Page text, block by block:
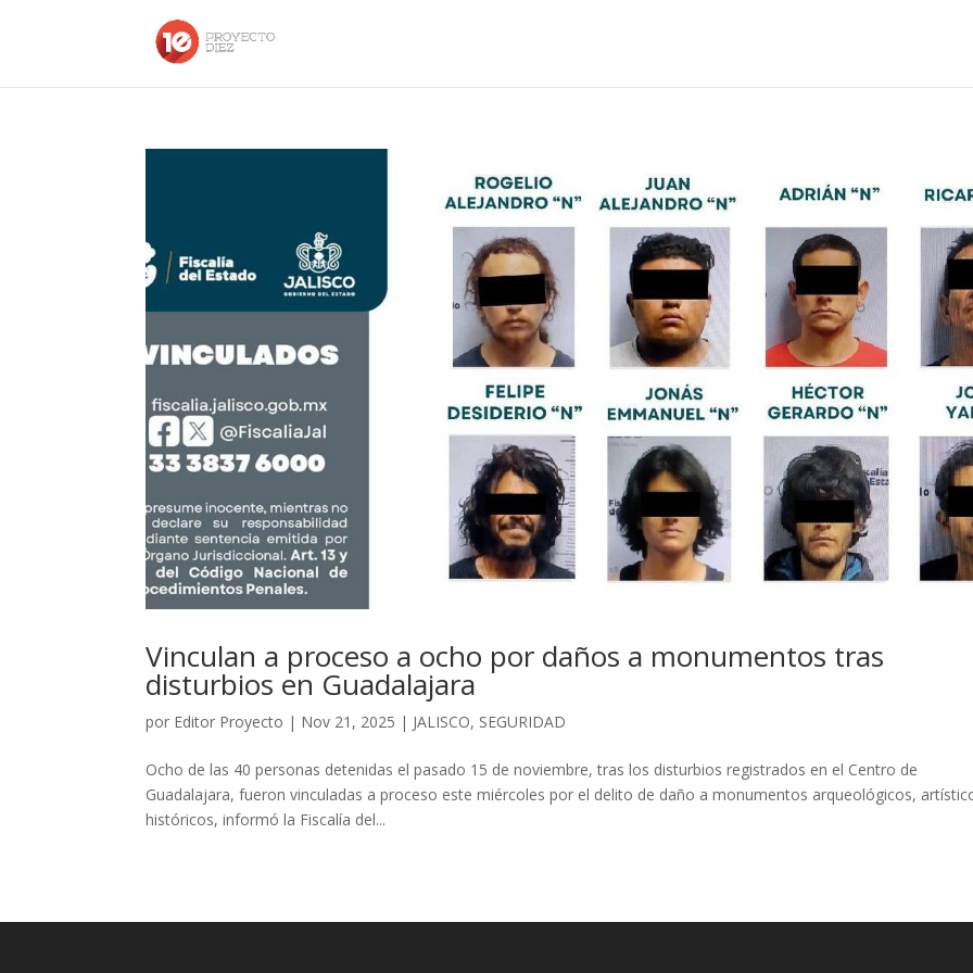
Vinculan a proceso a ocho por daños a monumentos tras
disturbios en Guadalajara
por Editor Proyecto | Nov 21, 2025 | JALISCO, SEGURIDAD
Ocho de las 40 personas detenidas el pasado 15 de noviembre, tras los disturbios registrados en el Centro de
Guadalajara, fueron vinculadas a proceso este miércoles por el delito de daño a monumentos arqueológicos,
históricos, informó la Fiscalía del...